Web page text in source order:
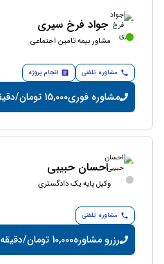
جواد فرخ سیری
مشاور بیمه تامین اجتماعی
مشاوره تلفنی انجام پروژه
مشاوره فوری15,000 تومان/دقیقه
احسان حبیبی
وکیل پایه یک دادگستری
مشاوره تلفنی
رزرو مشاوره10,000 تومان/دقیقه